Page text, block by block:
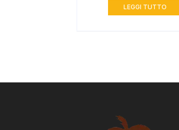
LEGGI TUTTO